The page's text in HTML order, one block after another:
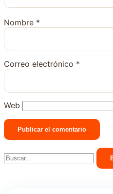
Nombre *
Correo electrónico *
Web